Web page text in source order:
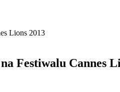
Lions 2013
Festiwalu Cannes